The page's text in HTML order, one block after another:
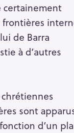
certainement
de Barra
à d’autres
sont
d’un